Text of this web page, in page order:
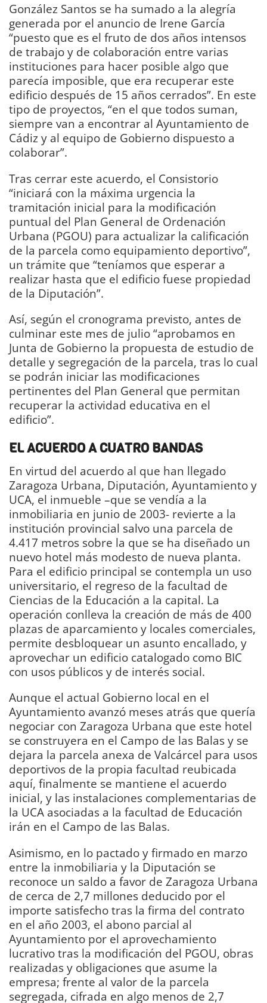
González Santos se ha sumado a la alegría
generada por el anuncio de Irene García
“puesto que es el fruto de dos años intensos
de trabajo y de colaboración entre varias
instituciones para hacer posible algo que
parecía imposible, que era recuperar este
edificio después de 15 años cerrados”. En este
tipo de proyectos, “en el que todos suman,
siempre van a encontrar al Ayuntamiento de
Cádiz y al equipo de Gobierno dispuesto a
colaborar”.
Tras cerrar este acuerdo, el Consistorio
“iniciará con la máxima urgencia la
tramitación inicial para la modificación
puntual del Plan General de Ordenación
Urbana (PGOU) para actualizar la calificación
de la parcela como equipamiento deportivo”,
un trámite que “teníamos que esperar a
realizar hasta que el edificio fuese propiedad
de la Diputación”.
Así, según el cronograma previsto, antes de
culminar este mes de julio “aprobamos en
Junta de Gobierno la propuesta de estudio de
detalle y segregación de la parcela, tras lo cual
se podrán iniciar las modificaciones
pertinentes del Plan General que permitan
recuperar la actividad educativa en el
edificio”.
EL ACUERDO A CUATRO BANDAS
En virtud del acuerdo al que han llegado
Zaragoza Urbana, Diputación, Ayuntamiento y
UCA, el inmueble –que se vendía a la
inmobiliaria en junio de 2003- revierte a la
institución provincial salvo una parcela de
4.417 metros sobre la que se ha diseñado un
nuevo hotel más modesto de nueva planta.
Para el edificio principal se contempla un uso
universitario, el regreso de la facultad de
Ciencias de la Educación a la capital. La
operación conlleva la creación de más de 400
plazas de aparcamiento y locales comerciales,
permite desbloquear un asunto encallado, y
aprovechar un edificio catalogado como BIC
con usos públicos y de interés social.
Aunque el actual Gobierno local en el
Ayuntamiento avanzó meses atrás que quería
negociar con Zaragoza Urbana que este hotel
se construyera en el Campo de las Balas y se
dejara la parcela anexa de Valcárcel para usos
deportivos de la propia facultad reubicada
aquí, finalmente se mantiene el acuerdo
inicial, y las instalaciones complementarias de
la UCA asociadas a la facultad de Educación
irán en el Campo de las Balas.
Asimismo, en lo pactado y firmado en marzo
entre la inmobiliaria y la Diputación se
reconoce un saldo a favor de Zaragoza Urbana
de cerca de 2,7 millones deducido por el
importe satisfecho tras la firma del contrato
en el año 2003, el abono parcial al
Ayuntamiento por el aprovechamiento
lucrativo tras la modificación del PGOU, obras
realizadas y obligaciones que asume la
empresa; frente al valor de la parcela
segregada, cifrada en algo menos de 2,7